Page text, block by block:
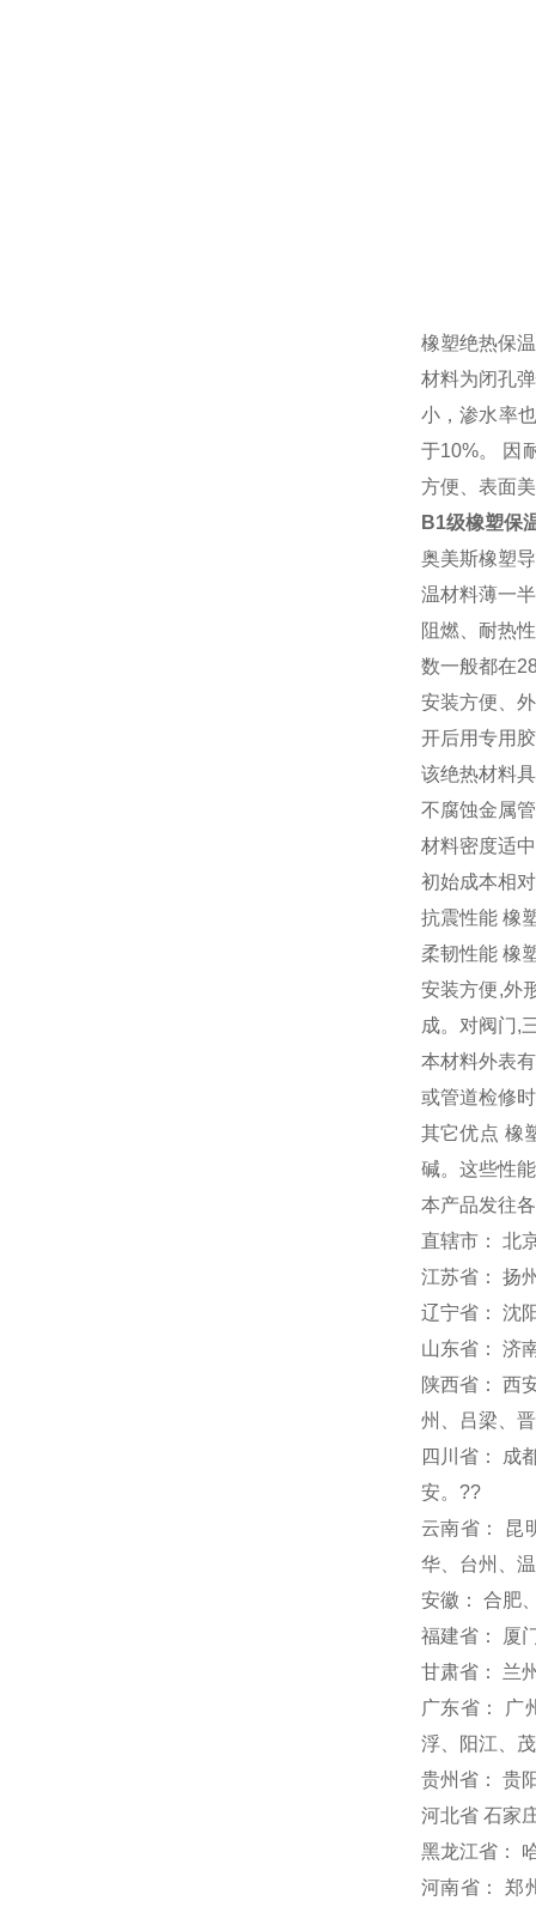
橡塑绝热保
材料为闭孔
小，渗水率
于10%。 因
方便、表面
B1级橡塑保
奥美斯橡塑
温材料薄一
阻燃、耐热
数一般都在
安装方便、
开后用专用
该绝热材料
不腐蚀金属
材料密度适
初始成本相
抗震性能 橡
柔韧性能 橡
安装方便,外
成。对阀门,
本材料外表
或管道检修
其它优点 橡
碱。这些性
本产品发往
直辖市： 北
江苏省： 扬
辽宁省： 沈
山东省： 济
陕西省： 西
州、吕梁、
四川省： 成
安。??
云南省： 昆
华、台州、
安徽： 合肥
福建省： 厦
甘肃省： 兰
广东省： 广
浮、阳江、
贵州省： 贵
河北省 石家
黑龙江省：
河南省： 郑